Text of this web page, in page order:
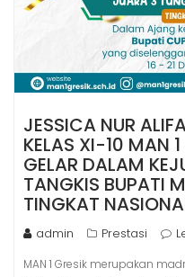
JESSICA NUR
KELAS XI-10 MAN
GELAR DALAM
TANGKIS BUPATI
TINGKAT
admin Prestasi
MAN 1 Gresik merupakan